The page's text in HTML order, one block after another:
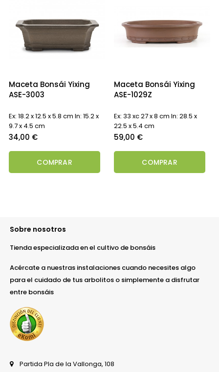
Maceta Bonsái Yixing
ASE-3003
Ex: 18.2 x 12.5 x 5.8 cm In: 15.2 x
9.7 x 4.5 cm
Precio
34,00 €
COMPRAR
Maceta Bonsái Yixing
ASE-1029Z
Ex: 33 xc 27 x 8 cm In: 28.5 x
22.5 x 5.4 cm
Precio
59,00 €
COMPRAR
Sobre nosotros
Tienda especializada en el cultivo de bonsáis
Acércate a nuestras instalaciones cuando necesites algo
para el cuidado de tus arbolitos o simplemente a disfrutar
entre bonsáis
Partida Pla de la Vallonga, 108